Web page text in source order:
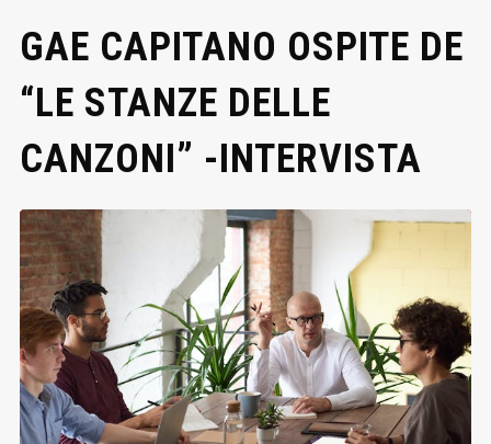
GAE CAPITANO OSPITE DE
“LE STANZE DELLE
CANZONI” -INTERVISTA